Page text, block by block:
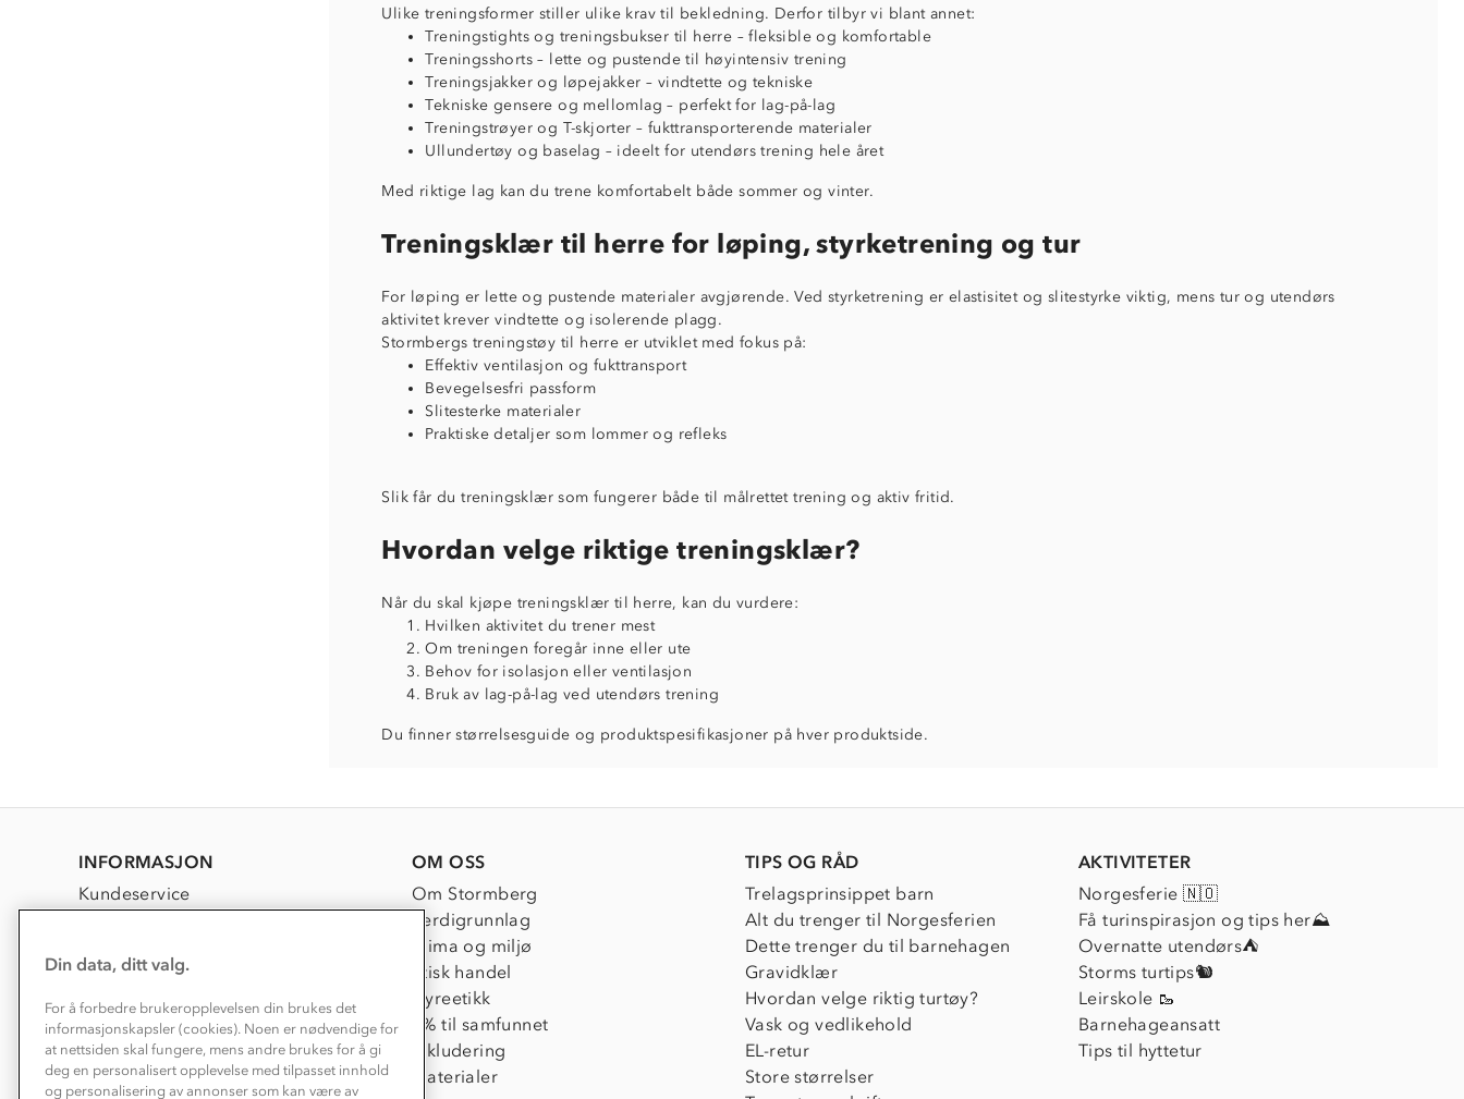
Ulike treningsformer stiller ulike krav til bekledning. Derfor tilbyr vi blant annet:
Treningstights og treningsbukser til herre – fleksible og komfortable
Treningsshorts – lette og pustende til høyintensiv trening
Treningsjakker og løpejakker – vindtette og tekniske
Tekniske gensere og mellomlag – perfekt for lag-på-lag
Treningstrøyer og T-skjorter – fukttransporterende materialer
Ullundertøy og baselag – ideelt for utendørs trening hele året
Med riktige lag kan du trene komfortabelt både sommer og vinter.
Treningsklær til herre for løping, styrketrening og tur
For løping er lette og pustende materialer avgjørende. Ved styrketrening er elastisitet og slitestyrke viktig, mens tur og utendørs
aktivitet krever vindtette og isolerende plagg.
Stormbergs treningstøy til herre er utviklet med fokus på:
Effektiv ventilasjon og fukttransport
Bevegelsesfri passform
Slitesterke materialer
Praktiske detaljer som lommer og refleks
Slik får du treningsklær som fungerer både til målrettet trening og aktiv fritid.
Hvordan velge riktige treningsklær?
Når du skal kjøpe treningsklær til herre, kan du vurdere:
Hvilken aktivitet du trener mest
Om treningen foregår inne eller ute
Behov for isolasjon eller ventilasjon
Bruk av lag-på-lag ved utendørs trening
Du finner størrelsesguide og produktspesifikasjoner på hver produktside.
INFORMASJON
Kundeservice
Kundeklubb
Våre butikker
Bedrift, barnehage og SFO
Presse
OM OSS
Om Stormberg
Verdigrunnlag
Klima og miljø
Etisk handel
Dyreetikk
1% til samfunnet
Inkludering
Materialer
TIPS OG RÅD
Trelagsprinsippet barn
Alt du trenger til Norgesferien
Dette trenger du til barnehagen
Gravidklær
Hvordan velge riktig turtøy?
Vask og vedlikehold
EL-retur
Store størrelser
AKTIVITETER
Norgesferie 🇳🇴
Få turinspirasjon og tips her⛰
Overnatte utendørs⛺
Storms turtips🐿️
Leirskole 🥾
Barnehageansatt
Tips til hyttetur
Din data, ditt valg.
For å forbedre brukeropplevelsen din brukes det
informasjonskapsler (cookies). Noen er nødvendige for
at nettsiden skal fungere, mens andre brukes for å gi
deg en personalisert opplevelse med tilpasset innhold
og personalisering av annonser som kan være av